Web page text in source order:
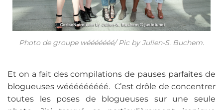
Photo de groupe wééééééé/ Pic by Julien-S. Buchem.
Et on a fait des compilations de pauses parfaites de
blogueuses wééééééééé. C’est drôle de concentrer
toutes les poses de blogueuses sur une seule